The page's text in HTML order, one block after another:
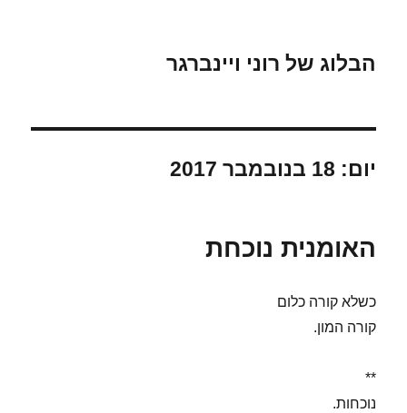
הבלוג של רוני ויינברגר
יום: 18 בנובמבר 2017
האומנית נוכחת
כשלא קורה כלום
קורה המון.
**
נוכחות.